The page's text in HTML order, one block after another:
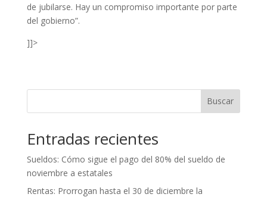
de jubilarse. Hay un compromiso importante por parte
del gobierno”.
]]>
Buscar
Entradas recientes
Sueldos: Cómo sigue el pago del 80% del sueldo de
noviembre a estatales
Rentas: Prorrogan hasta el 30 de diciembre la